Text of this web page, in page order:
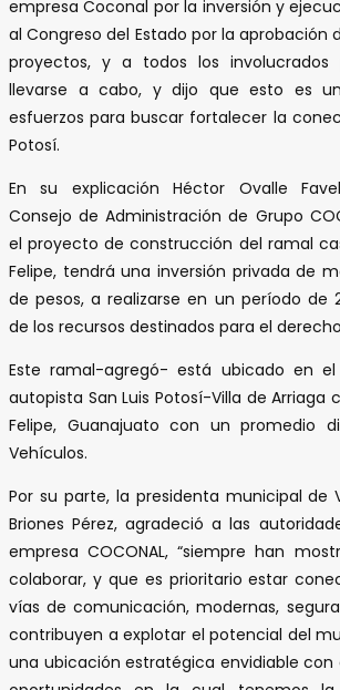
empresa Coconal por la inversión y
al Congreso del Estado por la aprobación
proyectos, y a todos los involucrados
llevarse a cabo, y dijo que esto es
esfuerzos para buscar fortalecer la
Potosí.
En su explicación Héctor Ovalle
Consejo de Administración de Grupo
el proyecto de construcción del ramal
Felipe, tendrá una inversión privada de
de pesos, a realizarse en un período de
de los recursos destinados para el
Este ramal-agregó- está ubicado en
autopista San Luis Potosí-Villa de Arriaga
Felipe, Guanajuato con un promedio
Vehículos.
Por su parte, la presidenta municipal de
Briones Pérez, agradeció a las
empresa COCONAL, “siempre han
colaborar, y que es prioritario estar
vías de comunicación, modernas,
contribuyen a explotar el potencial del
una ubicación estratégica envidiable con